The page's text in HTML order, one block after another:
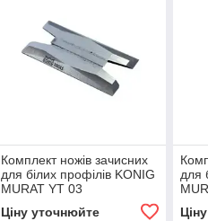
Комплект ножів зачисних
для білих профілів KONIG
MURAT YT 03
Ціну уточнюйте
для